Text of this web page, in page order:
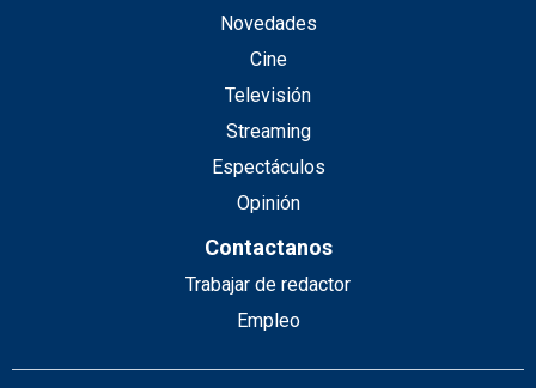
Novedades
Cine
Televisión
Streaming
Espectáculos
Opinión
Contactanos
Trabajar de redactor
Empleo